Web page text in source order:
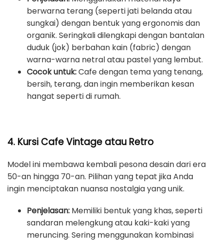
berwarna terang (seperti jati belanda atau
sungkai) dengan bentuk yang ergonomis dan
organik. Seringkali dilengkapi dengan bantalan
duduk (jok) berbahan kain (fabric) dengan
warna-warna netral atau pastel yang lembut.
Cocok untuk:Cafe dengan tema yang tenang,
bersih, terang, dan ingin memberikan kesan
hangat seperti di rumah.
4. Kursi Cafe Vintage atau Retro
Model ini membawa kembali pesona desain dari era
50-an hingga 70-an. Pilihan yang tepat jika Anda
ingin menciptakan nuansa nostalgia yang unik.
Penjelasan: Memiliki bentuk yang khas, seperti
sandaran melengkung atau kaki-kaki yang
meruncing. Sering menggunakan kombinasi